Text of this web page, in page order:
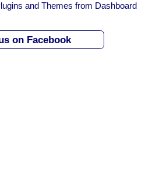
and Themes from Dashboard
on Facebook